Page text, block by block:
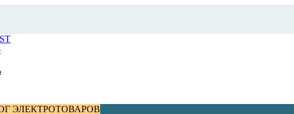
ЭЛЕКТРОТОВАРОВ